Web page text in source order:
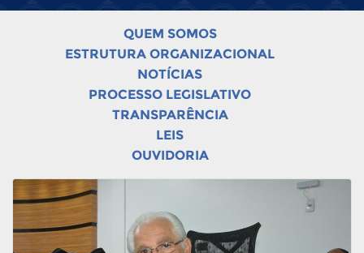
QUEM SOMOS
ESTRUTURA ORGANIZACIONAL
NOTÍCIAS
PROCESSO LEGISLATIVO
TRANSPARÊNCIA
LEIS
OUVIDORIA